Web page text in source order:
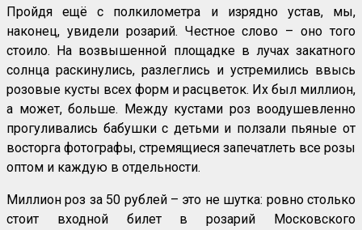
Пройдя ещё с полкилометра и изрядно устав, мы,
наконец, увидели розарий. Честное слово – оно того
стоило. На возвышенной площадке в лучах закатного
солнца раскинулись, разлеглись и устремились ввысь
розовые кусты всех форм и расцветок. Их был миллион,
а может, больше. Между кустами роз воодушевленно
прогуливались бабушки с детьми и ползали пьяные от
восторга фотографы, стремящиеся запечатлеть все розы
оптом и каждую в отдельности.
Миллион роз за 50 рублей – это не шутка: ровно столько
стоит входной билет в розарий Московского